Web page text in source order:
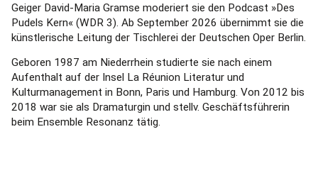
Geiger David-Maria Gramse moderiert sie den Podcast »Des
Pudels Kern« (WDR 3). Ab September 2026 übernimmt sie die
künstlerische Leitung der Tischlerei der Deutschen Oper Berlin.
Geboren 1987 am Niederrhein studierte sie nach einem
Aufenthalt auf der Insel La Réunion Literatur und
Kulturmanagement in Bonn, Paris und Hamburg. Von 2012 bis
2018 war sie als Dramaturgin und stellv. Geschäftsführerin
beim Ensemble Resonanz tätig.